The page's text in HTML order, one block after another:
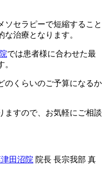
ソセラピーで短縮すること
治療となります。
では患者様に合わせた最
のくらいのご予算になるか
ますので、お気軽にご相談
田沼院 院長 長宗我部 真